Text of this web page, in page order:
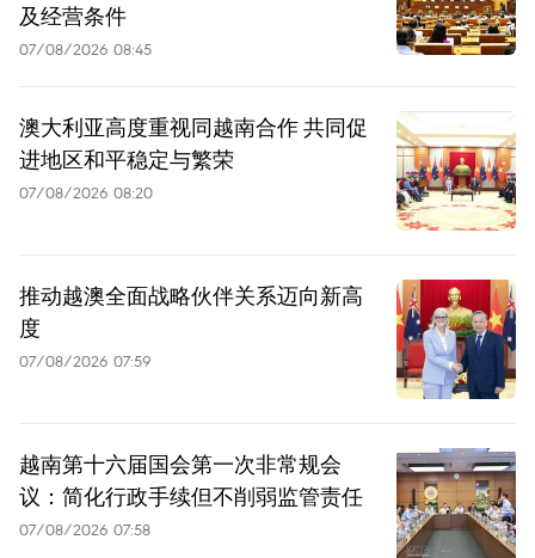
及经营条件
07/08/2026 08:45
澳大利亚高度重视同越南合作 共同促
进地区和平稳定与繁荣
07/08/2026 08:20
推动越澳全面战略伙伴关系迈向新高
度
07/08/2026 07:59
越南第十六届国会第一次非常规会
议：简化行政手续但不削弱监管责任
07/08/2026 07:58